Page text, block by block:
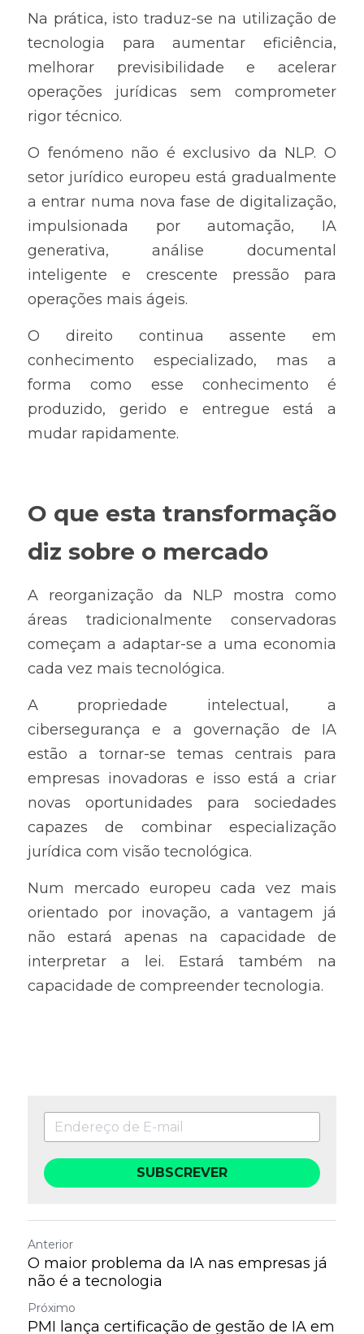
Na prática, isto traduz-se na utilização de
tecnologia para aumentar eficiência,
melhorar previsibilidade e acelerar
operações jurídicas sem comprometer
rigor técnico.
O fenómeno não é exclusivo da NLP. O
setor jurídico europeu está gradualmente
a entrar numa nova fase de digitalização,
impulsionada por automação, IA
generativa, análise documental
inteligente e crescente pressão para
operações mais ágeis.
O direito continua assente em
conhecimento especializado, mas a
forma como esse conhecimento é
produzido, gerido e entregue está a
mudar rapidamente.
O que esta transformação
diz sobre o mercado
A reorganização da NLP mostra como
áreas tradicionalmente conservadoras
começam a adaptar-se a uma economia
cada vez mais tecnológica.
A propriedade intelectual, a
cibersegurança e a governação de IA
estão a tornar-se temas centrais para
empresas inovadoras e isso está a criar
novas oportunidades para sociedades
capazes de combinar especialização
jurídica com visão tecnológica.
Num mercado europeu cada vez mais
orientado por inovação, a vantagem já
não estará apenas na capacidade de
interpretar a lei. Estará também na
capacidade de compreender tecnologia.
SUBSCREVER
Anterior
O maior problema da IA nas empresas já
não é a tecnologia
Próximo
PMI lança certificação de gestão de IA em